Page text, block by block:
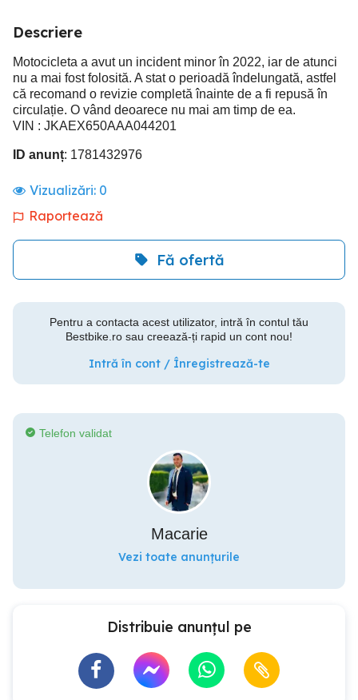
Descriere
Motocicleta a avut un incident minor în 2022, iar de atunci
nu a mai fost folosită. A stat o perioadă îndelungată, astfel
că recomand o revizie completă înainte de a fi repusă în
circulație. O vând deoarece nu mai am timp de ea.
VIN : JKAEX650AAA044201
ID anunț: 1781432976
Vizualizări: 0
Raportează
Fă ofertă
Pentru a contacta acest utilizator, intră în contul tău
Bestbike.ro sau creează-ți rapid un cont nou!
Intră în cont / Înregistrează-te
Telefon validat
Macarie
Vezi toate anunțurile
Distribuie anunțul pe